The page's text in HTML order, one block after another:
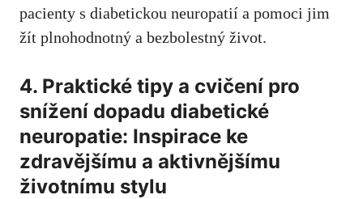
pacienty⁢ s diabetickou neuropatií a pomoci jim
‍žít ​plnohodnotný a bezbolestný život.
4. Praktické ​tipy a cvičení pro
snížení⁢ dopadu diabetické
‍neuropatie: Inspirace ke
zdravějšímu a⁣ aktivnějšímu
‌životnímu stylu